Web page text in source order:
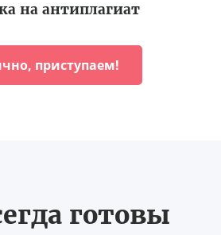
на антиплагиат
приступаем!
готовы